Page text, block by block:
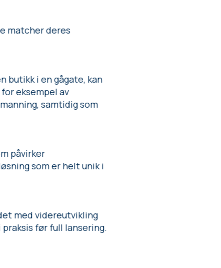
matcher deres
butikk i en gågate, kan
eksempel av
samtidig som
påvirker
som er helt unik i
med videreutvikling
før full lansering.